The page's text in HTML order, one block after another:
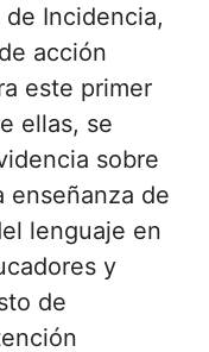
Incidencia,
acción
este primer
ellas, se
sobre
enseñanza de
lenguaje en
y
de